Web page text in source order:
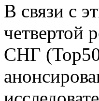
В связи с
четвертой
СНГ